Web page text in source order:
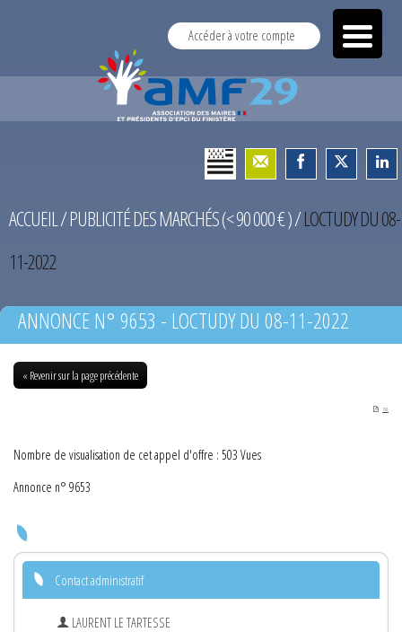
Accéder à votre compte
ACCUEIL/PUBLICITÉ DES MARCHÉS (< 90 000 € )/LOCTUDY DU 08-
11-2022
ANNONCE N° 9653 - LOCTUDY DU 08-11-2022
« Revenir sur la page précédente
PDF
Nombre de visualisation de cet appel d'offre : 503 Vues
Annonce n° 9653
Contact administratif
LAURENT LE TARTESSE